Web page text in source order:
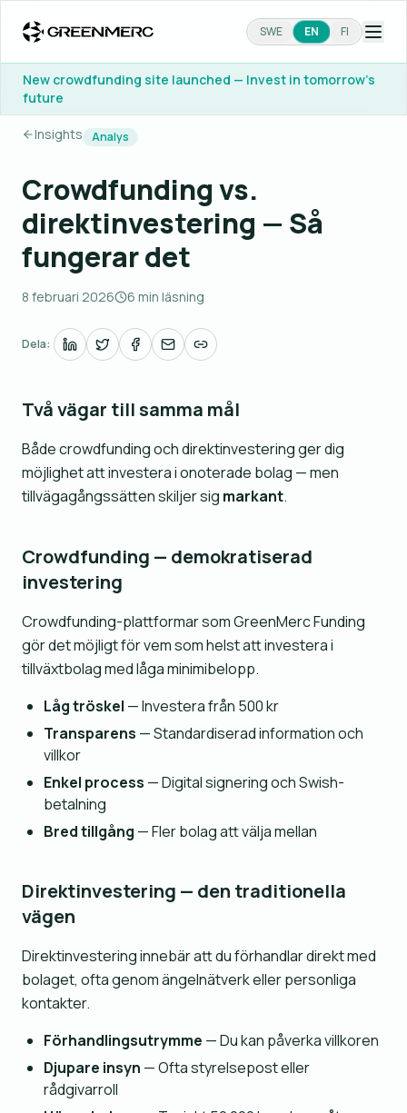
SWE EN FI
New crowdfunding site launched — Invest in tomorrow's
future
Insights Analys
Crowdfunding vs.
direktinvestering — Så
fungerar det
8 februari 2026 6 min läsning
Dela:
Två vägar till samma mål
Både crowdfunding och direktinvestering ger dig
möjlighet att investera i onoterade bolag — men
tillvägagångssätten skiljer sig markant.
Crowdfunding — demokratiserad
investering
Crowdfunding-plattformar som GreenMerc Funding
gör det möjligt för vem som helst att investera i
tillväxtbolag med låga minimibelopp.
Låg tröskel — Investera från 500 kr
Transparens — Standardiserad information och
villkor
Enkel process — Digital signering och Swish-
betalning
Bred tillgång — Fler bolag att välja mellan
Direktinvestering — den traditionella
vägen
Direktinvestering innebär att du förhandlar direkt med
bolaget, ofta genom ängelnätverk eller personliga
kontakter.
Förhandlingsutrymme — Du kan påverka villkoren
Djupare insyn — Ofta styrelsepost eller
rådgivarroll